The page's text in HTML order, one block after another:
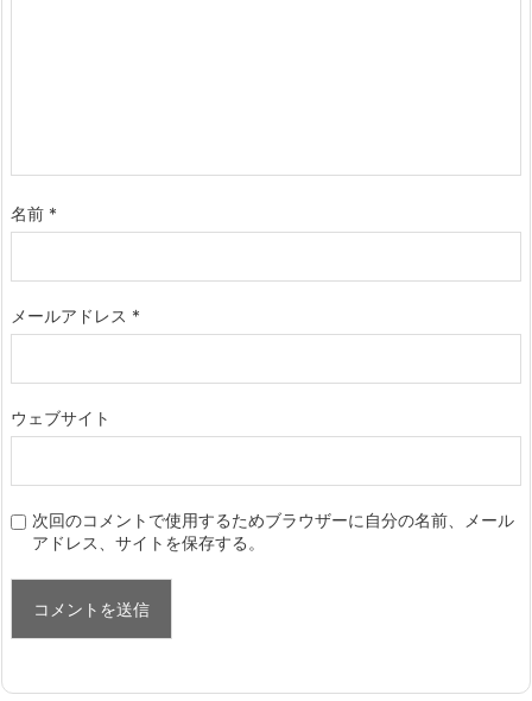
名前 *
メールアドレス *
ウェブサイト
次回のコメントで使用するためブラウザーに自分の名前、メール
アドレス、サイトを保存する。